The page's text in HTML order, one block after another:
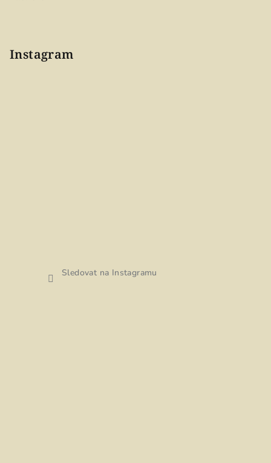
Instagram
Sledovat na Instagramu